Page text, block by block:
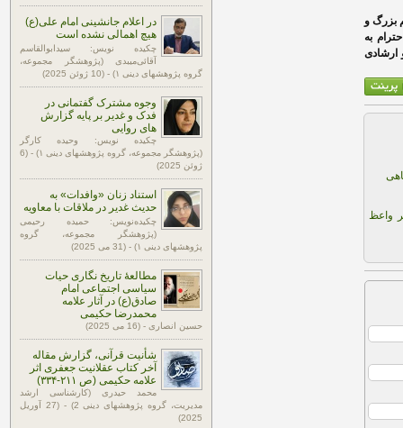
بزرگ و
به
ارشادی
واعظ
در اعلام جانشینی امام علی(ع)
هیچ اهمالی نشده است
چکیده نویس: سیدابوالقاسم
آقائی‌میبدی (پژوهشگر مجموعه،
گروه پژوهشهای دینی ۱) - (10 ژوئن 2025)
وجوه مشترک گفتمانی در
فدک و غدیر بر پایه گزارش
های روایی
چکیده نویس: وحیده کارگر
(پژوهشگر مجموعه، گروه پژوهشهای دینی ۱) - (6
ژوئن 2025)
استناد زنان «وافدات» به
حدیث غدیر در ملاقات با معاویه
چکیده‌نویس: حمیده رحیمی
(پژوهشگر مجموعه، گروه
پژوهشهای دینی ۱) - (31 می 2025)
مطالعۀ تاریخ نگاری حیات
سیاسی اجتماعی امام
صادق(ع) در آثار علامه
محمدرضا حکیمی
حسین انصاری - (16 می 2025)
شأنیت قرآنی، گزارش مقاله
آخر کتاب عقلانیت جعفری اثر
علامه حکیمی (ص ۲۱۱-۳۳۴)
محمد حیدری (کارشناسی ارشد
مدیریت، گروه پژوهشهای دینی 2) - (27 آوریل
2025)